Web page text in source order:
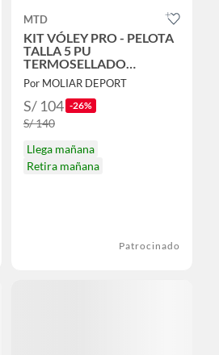
MTD
KIT VÓLEY PRO - PELOTA
TALLA 5 PU
TERMOSELLADO
MORADO + RODILLERA
GEL + 10 NUDILLOS -
ADULTO
Por MOLIAR DEPORT
S/ 104 -26%
S/ 140
Llega mañana
Retira mañana
Patrocinado